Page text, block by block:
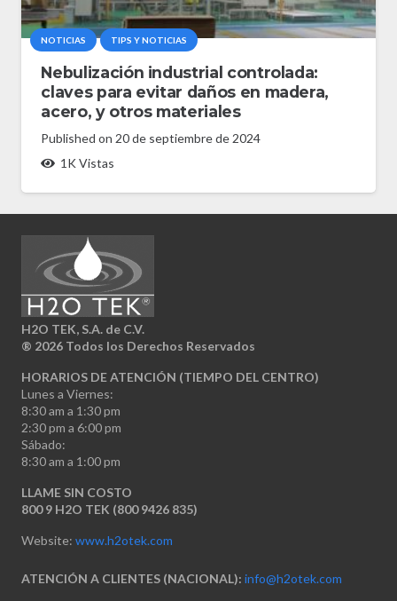
NOTICIAS TIPS Y NOTICIAS
Nebulización industrial controlada:
claves para evitar daños en madera,
acero, y otros materiales
Published on 20 de septiembre de 2024
1KVistas
H2O TEK, S.A. de C.V.
® 2026 Todos los Derechos Reservados
HORARIOS DE ATENCIÓN (TIEMPO DEL CENTRO)
Lunes a Viernes:
8:30 am a 1:30 pm
2:30 pm a 6:00 pm
Sábado:
8:30 am a 1:00 pm
LLAME SIN COSTO
800 9 H2O TEK (800 9426 835)
Website: www.h2otek.com
ATENCIÓN A CLIENTES (NACIONAL): info@h2otek.com